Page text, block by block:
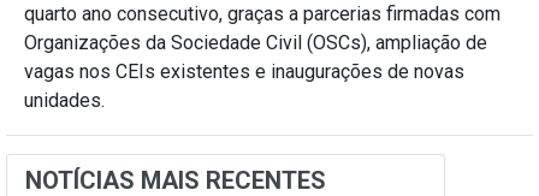
quarto ano consecutivo, graças a parcerias firmadas com
Organizações da Sociedade Civil (OSCs), ampliação de
vagas nos CEIs existentes e inaugurações de novas
unidades.
NOTÍCIAS MAIS RECENTES